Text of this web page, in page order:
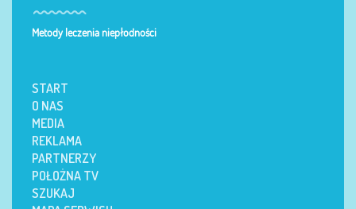
Metody leczenia niepłodności
START
O NAS
MEDIA
REKLAMA
PARTNERZY
POŁOŻNA TV
SZUKAJ